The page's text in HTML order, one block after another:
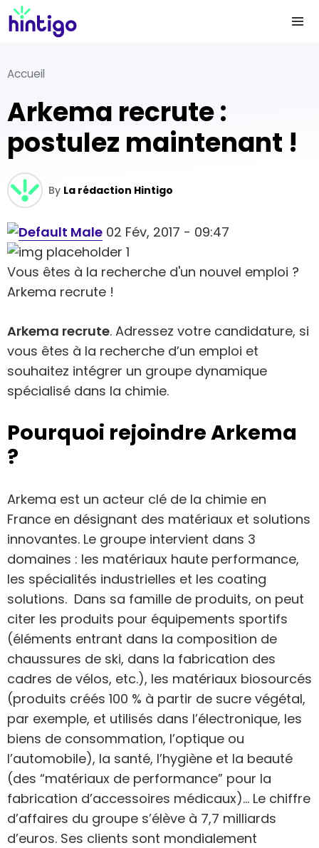
Accueil
Arkema recrute :
postulez maintenant !
By La rédaction Hintigo
02 Fév, 2017 - 09:47
Vous êtes à la recherche d'un nouvel emploi ?
Arkema recrute !
Arkema recrute. Adressez votre candidature, si
vous êtes à la recherche d’un emploi et
souhaitez intégrer un groupe dynamique
spécialisé dans la chimie.
Pourquoi rejoindre Arkema
?
Arkema est un acteur clé de la chimie en
France en désignant des matériaux et solutions
innovantes. Le groupe intervient dans 3
domaines : les matériaux haute performance,
les spécialités industrielles et les coating
solutions. Dans sa famille de produits, on peut
citer les produits pour équipements sportifs
(éléments entrant dans la composition de
chaussures de ski, dans la fabrication des
cadres de vélos, etc.), les matériaux biosourcés
(produits créés 100 % à partir de sucre végétal,
par exemple, et utilisés dans l’électronique, les
biens de consommation, l’optique ou
l’automobile), la santé, l’hygiène et la beauté
(des “matériaux de performance” pour la
fabrication d’accessoires médicaux)… Le chiffre
d’affaires du groupe s’élève à 7,7 milliards
d’euros. Ses clients sont mondialement